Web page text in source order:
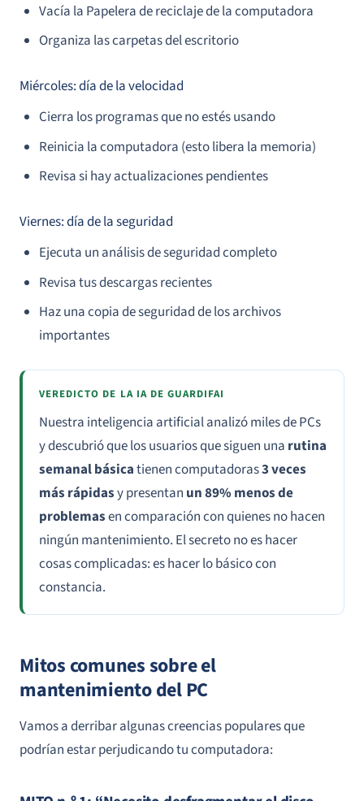
Vacía la Papelera de reciclaje de la computadora
Organiza las carpetas del escritorio
Miércoles: día de la velocidad
Cierra los programas que no estés usando
Reinicia la computadora (esto libera la memoria)
Revisa si hay actualizaciones pendientes
Viernes: día de la seguridad
Ejecuta un análisis de seguridad completo
Revisa tus descargas recientes
Haz una copia de seguridad de los archivos
importantes
VEREDICTO DE LA IA DE GUARDIFAI
Nuestra inteligencia artificial analizó miles de PCs
y descubrió que los usuarios que siguen una rutina
semanal básicatienen computadoras3 veces
más rápidasy presentan un 89% menos de
problemasen comparación con quienes no hacen
ningún mantenimiento. El secreto no es hacer
cosas complicadas: es hacer lo básico con
constancia.
Mitos comunes sobre el
mantenimiento del PC
Vamos a derribar algunas creencias populares que
podrían estar perjudicando tu computadora: